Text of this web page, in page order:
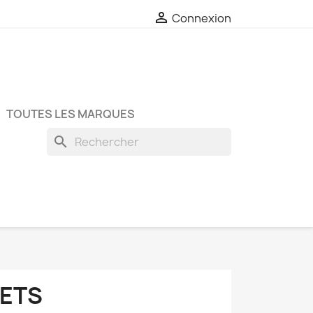
 Connexion
TOUTES LES MARQUES
search